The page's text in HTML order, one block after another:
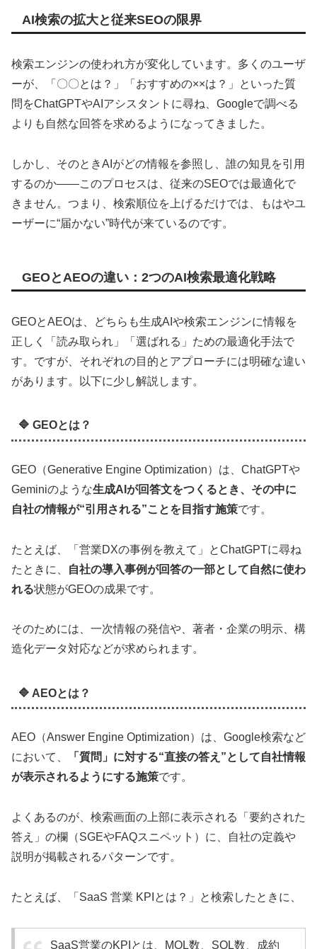
AI検索の拡大と従来SEOの限界
検索エンジンの使われ方が変化しています。多くのユーザ
ーが、「〇〇とは？」「おすすめの××は？」といった質
問をChatGPTやAIアシスタントに尋ね、Googleで調べる
よりも自然な回答を求めるようになってきました。
しかし、そのときAIがどの情報を参照し、誰の知見を引用
するのか——このプロセスは、従来のSEOでは最適化で
きません。つまり、検索順位を上げるだけでは、もはやユ
ーザーに“届かない”時代が来ているのです。
GEOとAEOの違い：2つのAI検索最適化戦略
GEOとAEOは、どちらも生成AIや検索エンジンに情報を
正しく「読み取られ」「選ばれる」ための最適化手法で
す。ですが、それぞれの目的とアプローチには明確な違い
があります。以下に少し解説します。
🔷 GEOとは？
GEO（Generative Engine Optimization）は、ChatGPTや
Geminiのような生成AIが回答文をつくるとき、その中に
自社の情報が“引用される”ことを目指す施策です。
たとえば、「営業DXの事例を教えて」とChatGPTに尋ね
たときに、
自社の導入事例が回答の一部として自然に使わ
れる状態がGEOの成果です。
そのためには、一次情報の発信や、著者・企業の明示、構
造化データ対応などが求められます。
🔷 AEOとは？
AEO（Answer Engine Optimization）は、Google検索など
において、
「質問」に対する“直接の答え”として自社情報
が表示されるようにする施策です。
よくあるのが、検索画面の上部に表示される「要約された
答え」の欄（SGEやFAQスニペット）に、自社の定義や
説明が掲載されるパターンです。
たとえば、「SaaS 営業 KPIとは？」と検索したときに、
SaaS営業のKPIとは、MQL数、SQL数、成約